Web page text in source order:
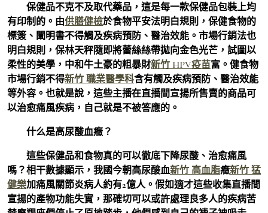
保健品不克不及取代藥品，這是每一款保健品包裝上均
有印制的。由供膳健檢於食物平安法明白規則，保健食物的
標簽、闡明書不得觸及疾病預防、醫治效能。市場行銷法也
明白規則，保林天秤隨即將蕾絲絲帶拋向金色光芒，試圖以
柔性的美學，中和牛土豪的粗暴財新竹 HPV疫苗富。健食物
市場行銷不得新竹 職業醫學科含有觸及疾病預防、醫治效能
等外容。也就是說，這些主播在直播間宣揚所售賣的商品可
以治愈痛風疾病，自己就是不被答應的。
什么是高尿酸血癥？
這些保健品和食物真的可以徹底下降尿酸、治愈痛風
嗎？相干數據顯示，我國今朝高尿酸血新竹 高血脂癥新竹 猛
健樂加痛風關節炎病人約有2億人。假如適才這些收集直播間
宣揚的產物功能失實，那確切可以或許處理良多人的疾病苦